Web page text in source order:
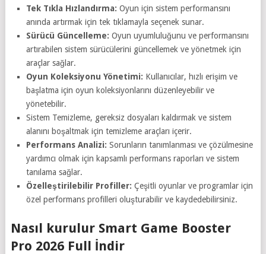
Tek Tıkla Hızlandırma: Oyun için sistem performansını
anında artırmak için tek tıklamayla seçenek sunar.
Sürücü Güncelleme: Oyun uyumluluğunu ve performansını
artırabilen sistem sürücülerini güncellemek ve yönetmek için
araçlar sağlar.
Oyun Koleksiyonu Yönetimi: Kullanıcılar, hızlı erişim ve
başlatma için oyun koleksiyonlarını düzenleyebilir ve
yönetebilir.
Sistem Temizleme, gereksiz dosyaları kaldırmak ve sistem
alanını boşaltmak için temizleme araçları içerir.
Performans Analizi: Sorunların tanımlanması ve çözülmesine
yardımcı olmak için kapsamlı performans raporları ve sistem
tanılama sağlar.
Özelleştirilebilir Profiller: Çeşitli oyunlar ve programlar için
özel performans profilleri oluşturabilir ve kaydedebilirsiniz.
Nasıl kurulur Smart Game Booster
Pro 2026 Full İndir